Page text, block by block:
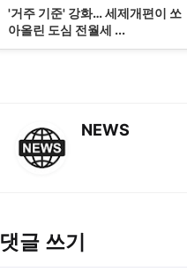
'거주 기준' 강화… 세제개편이 쏘
아올린 도심 전월세 ...
NEWS
댓글 쓰기